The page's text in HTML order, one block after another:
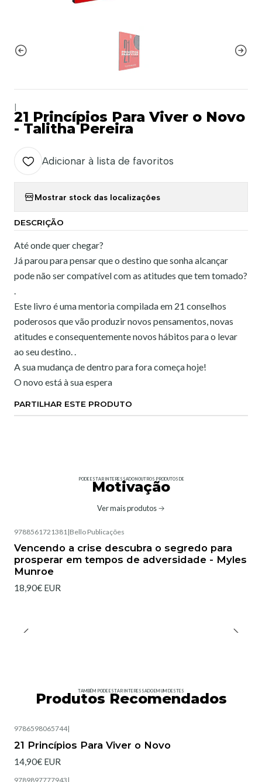
21 Princípios Para Viver o Novo
- Talitha Pereira
Adicionar à lista de favoritos
Mostrar stock das localizações
DESCRIÇÃO
Até onde quer chegar?
Já parou para pensar que o destino que sonha alcançar
pode não ser compatível com as atitudes que tem tomado?
.
Este livro é uma mentoria compilada em 21 conselhos
poderosos que vão produzir novos pensamentos, novas
atitudes e consequentemente novos hábitos para o levar
ao seu destino. .
A sua mudança de dentro para fora começa hoje!
O novo está à sua espera
PARTILHAR ESTE PRODUTO
PODE ESTAR INTERESSADO NOUTROS PRODUTOS DE
Motivação
Ver mais produtos
9788561721381|Bello Publicações
Vencendo a crise descubra o segredo para
prosperar em tempos de adversidade - Myles
Munroe
18,90€ EUR
TAMBÉM PODE ESTAR INTERESSADO EM UM DESTES
Produtos Recomendados
9786598065744|
21 Princípios Para Viver o Novo
14,90€ EUR
9789897777943 |